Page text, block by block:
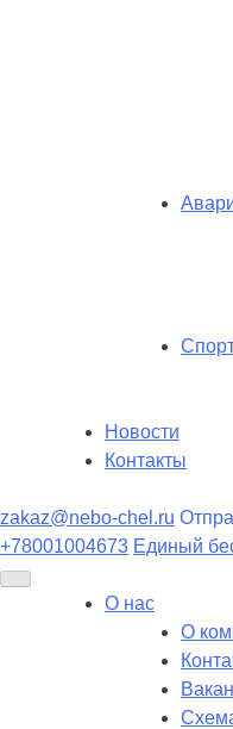
Новости
Контакты
zakaz@nebo-chel.ru
+78001004673 Единый
О нас
О